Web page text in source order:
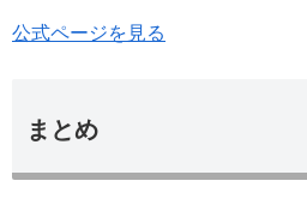
公式ページを見る
まとめ